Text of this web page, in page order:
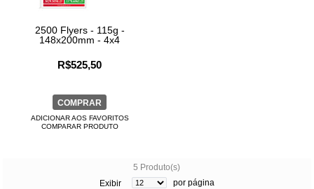
2500 Flyers - 115g -
148x200mm - 4x4
R$525,50
COMPRAR
ADICIONAR AOS FAVORITOS
COMPARAR PRODUTO
5 Produto(s)
Exibir
por página